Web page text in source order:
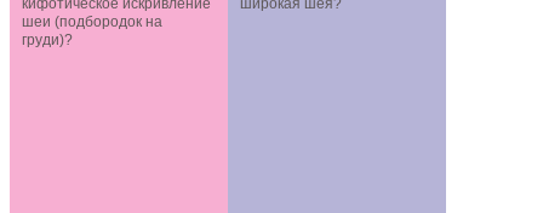
шеи (подбородок на
груди)?